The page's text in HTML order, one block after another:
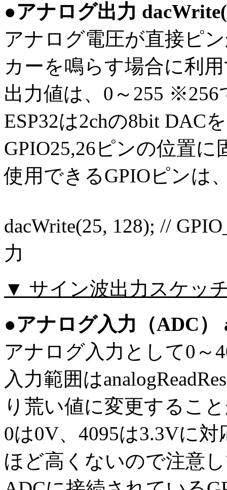
●アナログ出力
アナログ電圧が直接ピ
カーを鳴らす場合に利
出力値は、0～255 ※256
ESP32は2chの8bit DAC
GPIO25,26ピンの位置
使用できるGPIOピンは
dacWrite(25, 128); //
力
▼ サイン波出力スケッ
●アナログ入力（ADC）
アナログ入力として0～
入力範囲は
り荒い値に変更するこ
0は0V、4095は3.3Vに
ほど高くないので注意